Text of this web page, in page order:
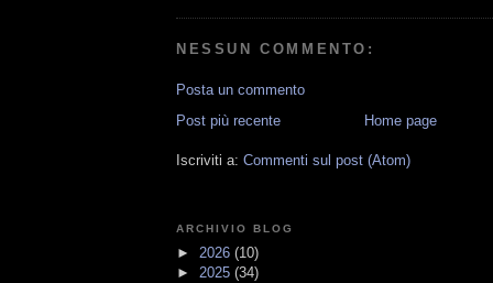
NESSUN COMMENTO:
Posta un commento
Post più recente
Home page
Iscriviti a: Commenti sul post (Atom)
ARCHIVIO BLOG
► 2026 (10)
► 2025 (34)